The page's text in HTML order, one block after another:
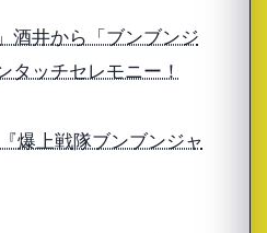
酒井から「ブンブンジ
ッチセレモニー！
爆上戦隊ブンブンジャ